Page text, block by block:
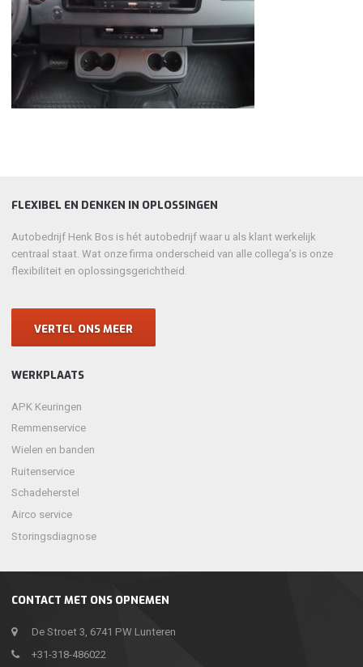
CONTACT MET ONS OPNEMEN
De Stroet 3, 6741 PW Lunteren
+31-318-486022
FLEXIBEL EN DENKEN IN OPLOSSINGEN
Autobedrijf Henk Bos is hét autobedrijf waar u als klant werkelijk
centraal staat. Wat onze firma onderscheid van alle collega’s is onze
flexibiliteit en oplossingsgerichtheid.
VERTEL ONS MEER
WERKPLAATS
APK Keuringen
Remmenservice
Wielen en banden
Ruitenservice
Schadeherstel
Airco service
Storingsdiagnose